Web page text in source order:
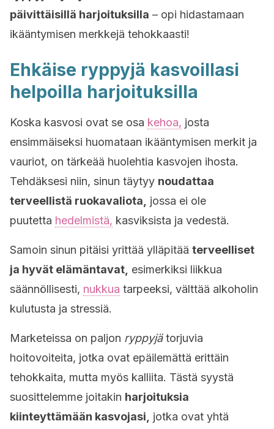
päivittäisillä harjoituksilla – opi hidastamaan
ikääntymisen merkkejä tehokkaasti!
Ehkäise ryppyjä kasvoillasi
helpoilla harjoituksilla
Koska kasvosi ovat se osa kehoa, josta
ensimmäiseksi huomataan ikääntymisen merkit ja
vauriot, on tärkeää huolehtia kasvojen ihosta.
Tehdäksesi niin, sinun täytyy noudattaa
terveellistä ruokavaliota,
jossa ei ole
puutetta hedelmistä, kasviksista ja vedestä.
Samoin sinun pitäisi yrittää ylläpitää terveelliset
ja hyvät elämäntavat, esimerkiksi liikkua
säännöllisesti, nukkua tarpeeksi, välttää alkoholin
kulutusta ja stressiä.
Marketeissa on paljon ryppyjätorjuvia
hoitovoiteita, jotka ovat epäilemättä erittäin
tehokkaita, mutta myös kalliita. Tästä syystä
suosittelemme joitakin harjoituksia
kiinteyttämään kasvojasi,
jotka ovat yhtä